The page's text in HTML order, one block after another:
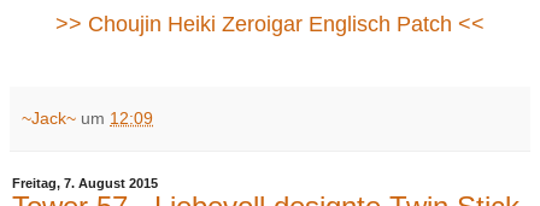
>> Choujin Heiki Zeroigar Englisch Patch <<
~Jack~ um 12:09
Freitag, 7. August 2015